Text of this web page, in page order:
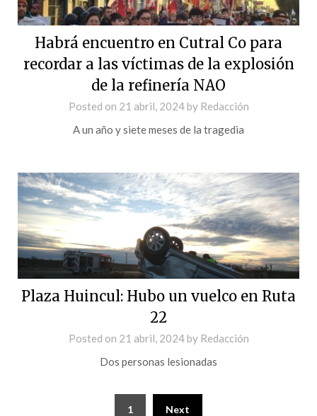
Habrá encuentro en Cutral Co para
recordar a las víctimas de la explosión
de la refinería NAO
Posted on 21 abril, 2024by Redacción
A un año y siete meses de la tragedia
Plaza Huincul: Hubo un vuelco en Ruta
22
Posted on 21 abril, 2024by Redacción
Dos personas lesionadas
1 Next